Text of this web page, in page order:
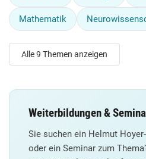
Mathematik
Alle 9 Themen anzeigen
Weiterbildungen &
Sie suchen ein Helmut
oder ein Seminar zum